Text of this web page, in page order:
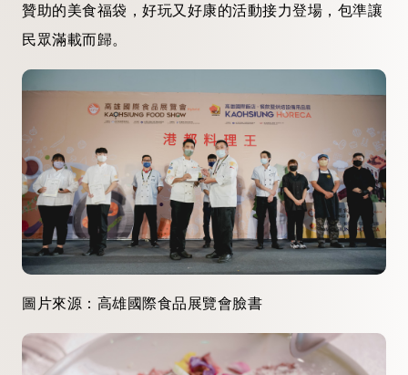
贊助的美食福袋，好玩又好康的活動接力登場，包準讓
民眾滿載而歸。
圖片來源：高雄國際食品展覽會臉書